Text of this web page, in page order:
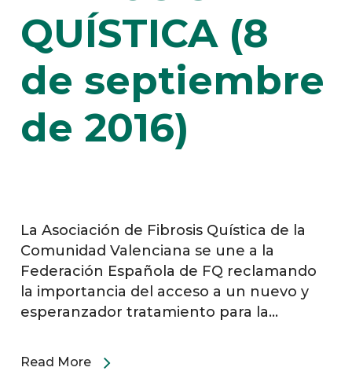
QUÍSTICA (8
de septiembre
de 2016)
La Asociación de Fibrosis Quística de la
Comunidad Valenciana se une a la
Federación Española de FQ reclamando
la importancia del acceso a un nuevo y
esperanzador tratamiento para la…
Read More